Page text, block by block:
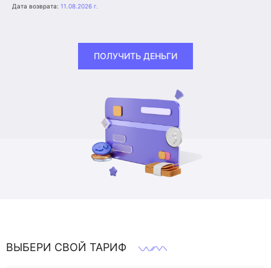
Дата возврата: 11.08.2026 г.
ПОЛУЧИТЬ ДЕНЬГИ
ВЫБЕРИ СВОЙ ТАРИФ